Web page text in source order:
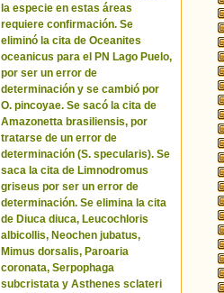
la especie en estas áreas
requiere confirmación. Se
eliminó la cita de Oceanites
oceanicus para el PN Lago Puelo,
por ser un error de
determinación y se cambió por
O. pincoyae. Se sacó la cita de
Amazonetta brasiliensis, por
tratarse de un error de
determinación (S. specularis). Se
saca la cita de Limnodromus
griseus por ser un error de
determinación. Se elimina la cita
de Diuca diuca, Leucochloris
albicollis, Neochen jubatus,
Mimus dorsalis, Paroaria
coronata, Serpophaga
subcristata y Asthenes sclateri